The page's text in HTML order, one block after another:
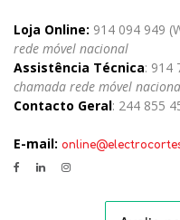
Loja Online: 914 094 949
rede móvel nacional
Assistência Técnica: 914
chamada rede móvel
Contacto Geral: 244 855
E-mail: